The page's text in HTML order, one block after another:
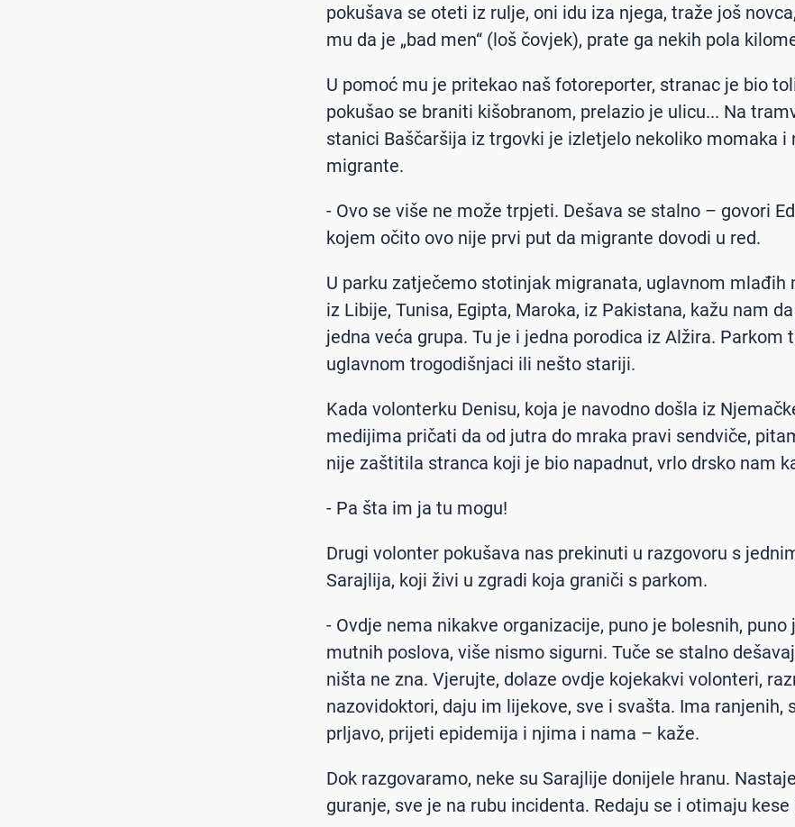
pokušava se oteti iz rulje, oni idu iza njega, traže još
mu da je „bad men“ (loš čovjek), prate ga nekih pola
U pomoć mu je pritekao naš fotoreporter, stranac je bio
pokušao se braniti kišobranom, prelazio je ulicu... Na
stanici Baščaršija iz trgovki je izletjelo nekoliko momaka i
migrante.
- Ovo se više ne može trpjeti. Dešava se stalno – govori
kojem očito ovo nije prvi put da migrante dovodi u red.
U parku zatječemo stotinjak migranata, uglavnom mlađih
iz Libije, Tunisa, Egipta, Maroka, iz Pakistana, kažu nam
jedna veća grupa. Tu je i jedna porodica iz Alžira. Parkom
uglavnom trogodišnjaci ili nešto stariji.
Kada volonterku Denisu, koja je navodno došla iz
medijima pričati da od jutra do mraka pravi sendviče,
nije zaštitila stranca koji je bio napadnut, vrlo drsko nam
- Pa šta im ja tu mogu!
Drugi volonter pokušava nas prekinuti u razgovoru s
Sarajlija, koji živi u zgradi koja graniči s parkom.
- Ovdje nema nikakve organizacije, puno je bolesnih, puno
mutnih poslova, više nismo sigurni. Tuče se stalno
ništa ne zna. Vjerujte, dolaze ovdje kojekakvi volonteri,
nazovidoktori, daju im lijekove, sve i svašta. Ima ranjenih,
prljavo, prijeti epidemija i njima i nama – kaže.
Dok razgovaramo, neke su Sarajlije donijele hranu.
guranje, sve je na rubu incidenta. Redaju se i otimaju kese